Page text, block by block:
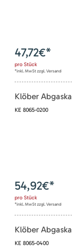
47,72€*
pro Stück
*inkl. MwSt zzgl. Versand
Klöber
KE 8065-0200
54,92€*
pro Stück
*inkl. MwSt zzgl. Versand
Klöber
KE 8065-0400